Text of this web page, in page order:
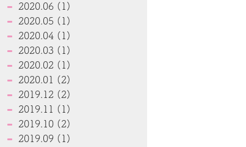
2020.06 (1)
2020.05 (1)
2020.04 (1)
2020.03 (1)
2020.02 (1)
2020.01 (2)
2019.12 (2)
2019.11 (1)
2019.10 (2)
2019.09 (1)